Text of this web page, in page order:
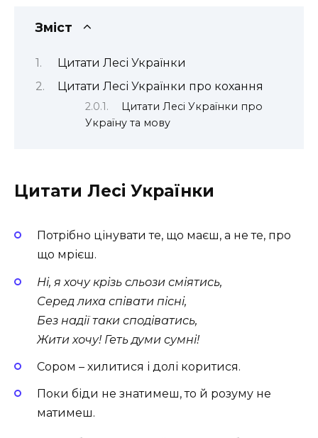
Зміст
Цитати Лесі Українки
Цитати Лесі Українки про кохання
Цитати Лесі Українки про
Україну та мову
Цитати Лесі Українки
Потрібно цінувати те, що маєш, а не те, про
що мрієш.
Ні, я хочу крізь сльози сміятись,
Серед лиха співати пісні,
Без надії таки сподіватись,
Жити хочу! Геть думи сумні!
Сором – хилитися і долі коритися.
Поки біди не знатимеш, то й розуму не
матимеш.